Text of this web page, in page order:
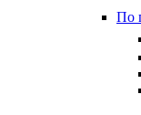
По